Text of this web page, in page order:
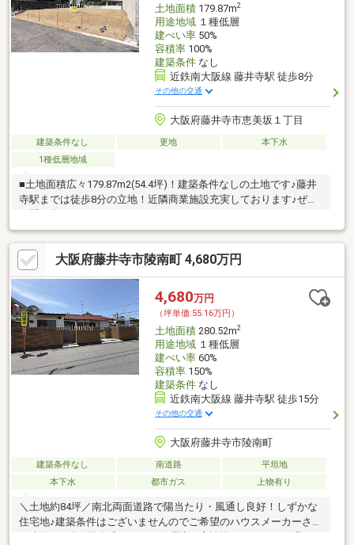
土地面積179.87m2
用途地域１種低層
建ぺい率50%
容積率100%
建築条件なし
近鉄南大阪線 藤井寺駅 徒歩8分
その他の交通
大阪府藤井寺市恵美坂１丁目
建築条件なし 更地
本下水
1種低層地域
■土地面積広々179.87m2(54.4坪)！建築条件なしの土地です♪藤井
寺駅までは徒歩8分の立地！近隣商業施設充実しております♪ぜひ
大阪府藤井寺市陵南町 4,680万円
4,680万円
（坪単価:55.16万円）
土地面積280.52m2
用途地域１種低層
建ぺい率60%
容積率150%
建築条件なし
近鉄南大阪線 藤井寺駅 徒歩15分
その他の交通
大阪府藤井寺市陵南町
建築条件なし 南道路
平坦地
本下水
都市ガス 上物有り
＼土地約84坪／南北両面道路で陽当たり・風通し良好！しずかな
住宅地♪建築条件はございませんのでご希望のハウスメーカーさん